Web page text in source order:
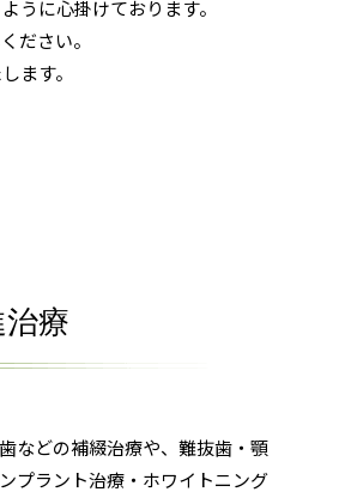
うに心掛けております。
ださい。
ます。
療
などの補綴治療や、難抜歯・顎
プラント治療・ホワイトニング